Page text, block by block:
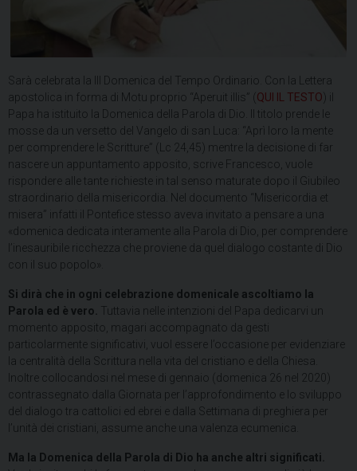
Sarà celebrata la III Domenica del Tempo Ordinario. Con la Lettera
apostolica in forma di Motu proprio “Aperuit illis” ( QUI IL TESTO ) il
Papa ha istituito la Domenica della Parola di Dio. Il titolo prende le
mosse da un versetto del Vangelo di san Luca: “Aprì loro la mente
per comprendere le Scritture” (Lc 24,45) mentre la decisione di far
nascere un appuntamento apposito, scrive Francesco, vuole
rispondere alle tante richieste in tal senso maturate dopo il Giubileo
straordinario della misericordia. Nel documento “Misericordia et
misera” infatti il Pontefice stesso aveva invitato a pensare a una
«domenica dedicata interamente alla Parola di Dio, per comprendere
l’inesauribile ricchezza che proviene da quel dialogo costante di Dio
con il suo popolo».
Si dirà che in ogni celebrazione domenicale ascoltiamo la
Parola ed è vero.
Tuttavia nelle intenzioni del Papa dedicarvi un
momento apposito, magari accompagnato da gesti
particolarmente significativi, vuol essere l’occasione per evidenziare
la centralità della Scrittura nella vita del cristiano e della Chiesa.
Inoltre collocandosi nel mese di gennaio (domenica 26 nel 2020)
contrassegnato dalla Giornata per l’approfondimento e lo sviluppo
del dialogo tra cattolici ed ebrei e dalla Settimana di preghiera per
l’unità dei cristiani, assume anche una valenza ecumenica.
Ma la Domenica della Parola di Dio ha anche altri significati.